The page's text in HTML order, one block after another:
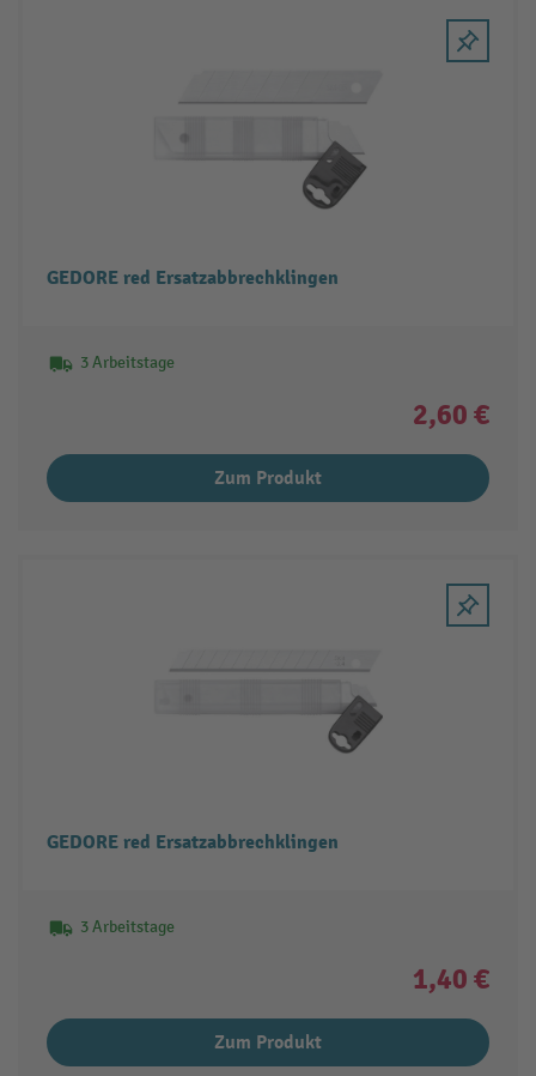
GEDORE red Ersatzabbrechklingen
3 Arbeitstage
2,60 €
Zum Produkt
GEDORE red Ersatzabbrechklingen
3 Arbeitstage
1,40 €
Zum Produkt